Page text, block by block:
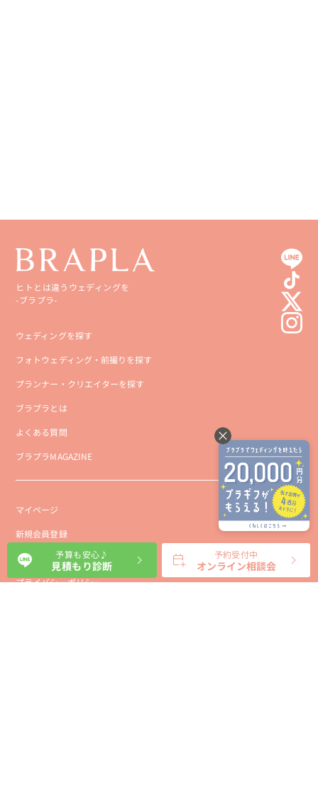
ヒトとは違うウェディングを
-ブラプラ-
ウェディングを探す
フォトウェディング・前撮りを探す
プランナー・クリエイターを探す
ブラプラとは
よくある質問
ブラプラMAGAZINE
マイページ
新規会員登録
会社概要
プライバシーポリシー
予算も安心♪
見積もり診断
予約受付中
オンライン相談会